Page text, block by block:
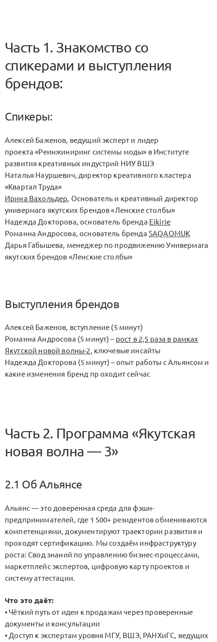
Часть 1. Знакомство со
спикерами и выступления
брендов:
Спикеры:
Алексей Баженов, ведущий эксперт и лидер
проекта «Реинжиниринг системы моды» в Институте
развития креативных индустрий НИУ ВШЭ
Наталья Науршевич, директор креативного кластера
«Квартал Труда»
Ирина Вахольдер, Основатель и креативный директор
универмага якутских брендов «Ленские столбы»
Надежда Докторова, основатель бренда Eikirie
Романна Андросова, основатель бренда SAQAOMUK
Дарья Габышева, менеджер по продвижению Универмага
якутских брендов «Ленские столбы»
Выступления брендов
Алексей Баженов, вступление (5 минут)
Романна Андросова (5 минут) – рост в 2,5 раза в рамках
Якутской новой волны-2, ключевые инсайты
Надежда Докторова (5 минут) – опыт работы с Альянсом и
какие изменения бренд пр оходит сейчас
Часть 2. Программа «Якутская
новая волна — 3»
2.1 Об Альянсе
Альянс — это доверенная среда для фэшн-
предпринимателей, где 1 500+ резидентов обмениваются
компетенциями, документируют траектории развития и
проходят сертификацию. Мы создаём инфраструктуру
роста: Свод знаний по управлению бизнес-процессами,
маркетплейс экспертов, цифровую карту проектов и
систему аттестации.
Что это даёт:
• Чёткий путь от идеи к продажам через проверенные
документы и консультации
• Доступ к экспертам уровня МГУ, ВШЭ, РАНХиГС, ведущих